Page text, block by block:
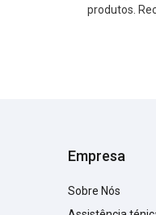
produtos.
Empresa
Sobre Nós